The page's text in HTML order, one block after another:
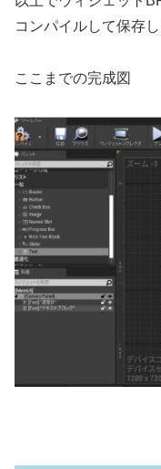
コンパイルして保存し
ここまでの完成図